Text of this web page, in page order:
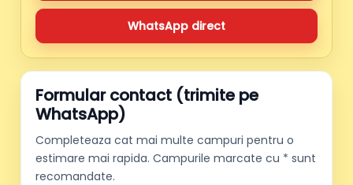
WhatsApp direct
Formular contact (trimite pe
WhatsApp)
Completeaza cat mai multe campuri pentru o
estimare mai rapida. Campurile marcate cu * sunt
recomandate.